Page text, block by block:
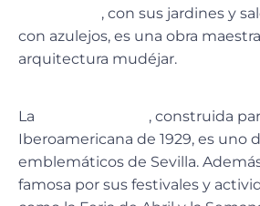
, con sus jardines y
con azulejos, es una obra
arquitectura mudéjar.
La
, construida
Iberoamericana de 1929, es uno
emblemáticos de Sevilla.
famosa por sus festivales y